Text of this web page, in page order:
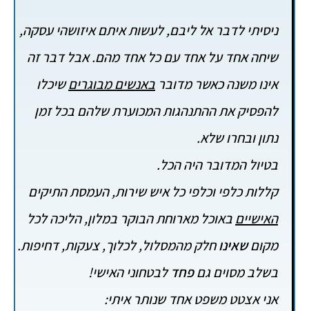
ניסיתי לדבר אל ליבם, לעשות איתם איזושהי עסקה,
שיחה אחד על אחד עם כל אחד מהם. אבל דבר זה
אינו משנה כאשר מדובר באנשים מבוגריםשיכלו
להפסיק את ההתנהגות המכוערת שלהם בכל זמן
נתון ובחרו שלא.
בטיול המדובר היה הכל.
קללות כלפי וכלפי כל איש שירות, העמסת התיקים
האישייםבאוכל מארוחת הבוקר במלון, הליכה לכל
מקוםשאינוחלק מהמסלול, לכלוך, צעקות, דחיפות.
בשלב מסוים גםפחדלבטחוני האישי!
אני אצטט משפט אחד שנותר איתי: